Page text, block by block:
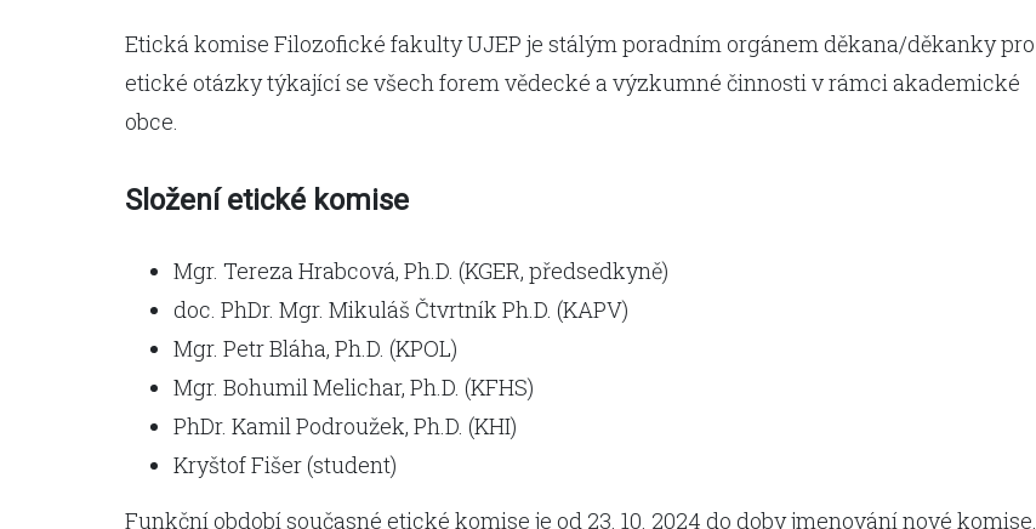
Etická komise Filozofické fakulty UJEP je stálým poradním orgánem děkana/děkanky pro
etické otázky týkající se všech forem vědecké a výzkumné činnosti v rámci akademické
obce.
Složení etické komise
Mgr. Tereza Hrabcová, Ph.D. (KGER, předsedkyně)
doc. PhDr. Mgr. Mikuláš Čtvrtník Ph.D. (KAPV)
Mgr. Petr Bláha, Ph.D. (KPOL)
Mgr. Bohumil Melichar, Ph.D. (KFHS)
PhDr. Kamil Podroužek, Ph.D. (KHI)
Kryštof Fišer (student)
Funkční období současné etické komise je od 23. 10. 2024 do doby jmenování nové komise.